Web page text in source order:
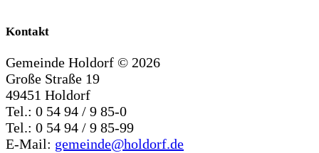
Kontakt
Gemeinde Holdorf © 2026
Große Straße 19
49451 Holdorf
Tel.: 0 54 94 / 9 85-0
Tel.: 0 54 94 / 9 85-99
E-Mail: gemeinde@holdorf.de